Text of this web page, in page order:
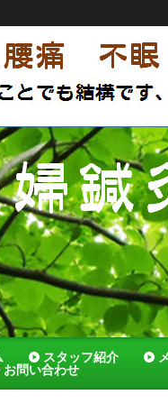
つまでも健康でいれる様
スタッフ紹介
お問い合わせ